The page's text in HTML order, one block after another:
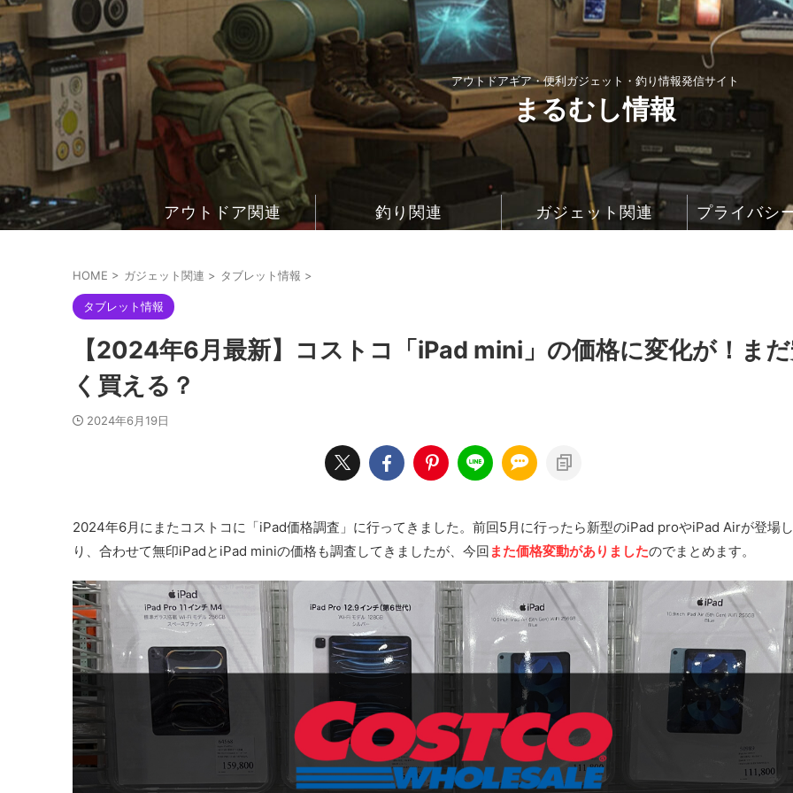
アウトドアギア・便利ガジェット・釣り情報発信サイト
まるむし情報
アウトドア関連 釣り関連 ガジェット関連 プライバシ
HOME > ガジェット関連 > タブレット情報 >
タブレット情報
【2024年6月最新】コストコ「iPad mini」の価格に変化が！ま
く買える？
2024年6月19日
2024年6月にまたコストコに「iPad価格調査」に行ってきました。前回5月に行ったら新型のiPad proやiPad Airが登場
り、合わせて無印iPadとiPad miniの価格も調査してきましたが、今回 また価格変動がありましたのでまとめます。